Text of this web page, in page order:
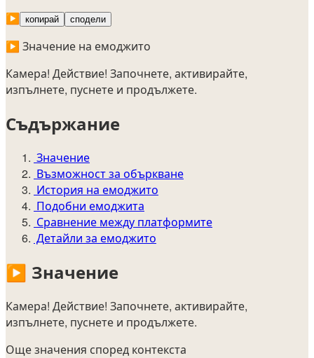
▶️ копирай сподели
▶️ Значение на емоджито
Камера! Действие! Започнете, активирайте,
изпълнете, пуснете и продължете.
Съдържание
Значение
Възможност за объркване
История на емоджито
Подобни емоджита
Сравнение между платформите
Детайли за емоджито
▶️ Значение
Камера! Действие! Започнете, активирайте,
изпълнете, пуснете и продължете.
Още значения според контекста